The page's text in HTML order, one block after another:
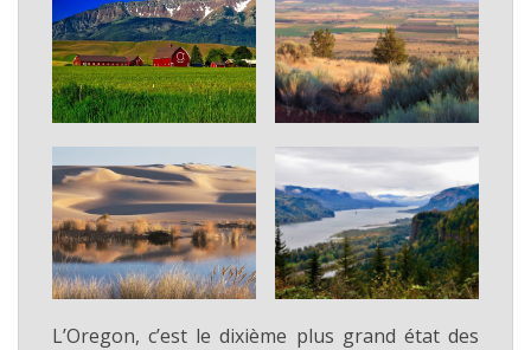
L’Oregon, c’est le dixième plus grand état des